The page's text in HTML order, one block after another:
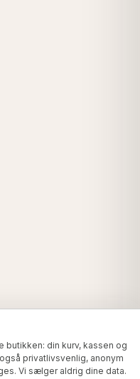
butikken: din kurv, kassen og
privatlivsvenlig, anonym
Vi sælger aldrig dine data.